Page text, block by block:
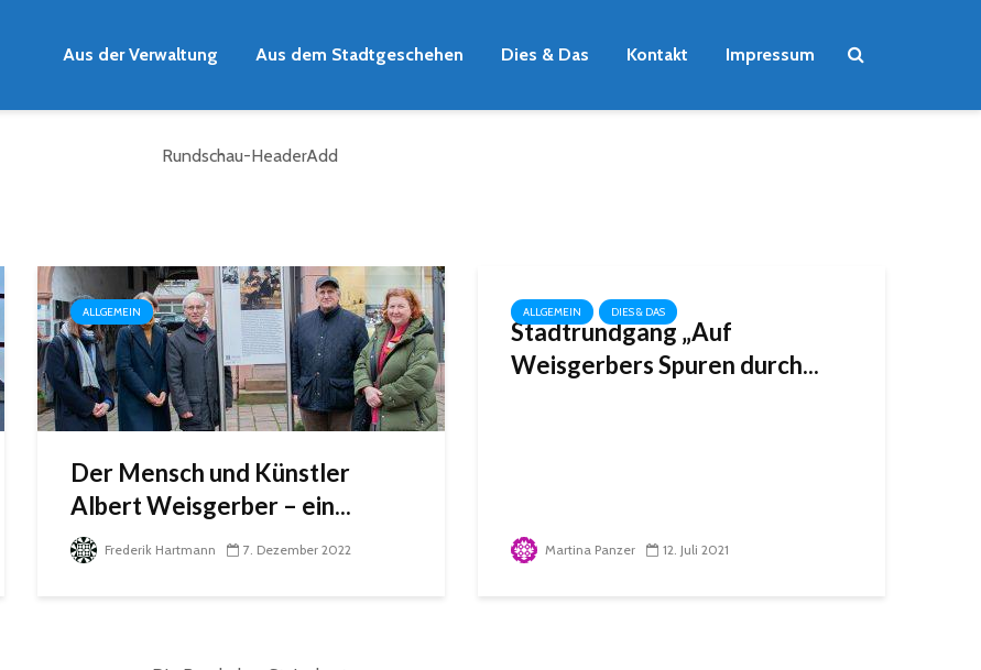
Aus der Verwaltung Aus dem Stadtgeschehen Dies & Das Kontakt Impressum
ALLGEMEIN
Der Mensch und Künstler
Albert Weisgerber – ein...
Frederik Hartmann 7. Dezember 2022
ALLGEMEIN DIES & DAS
Stadtrundgang „Auf
Weisgerbers Spuren durch...
Martina Panzer 12. Juli 2021